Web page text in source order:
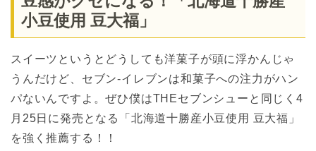
小豆使用 豆大福」
スイーツというとどうしても洋菓子が頭に浮かんじゃ
うんだけど、セブン-イレブンは和菓子への注力がハン
パないんですよ。ぜひ僕はTHEセブンシューと同じく4
月25日に発売となる「北海道十勝産小豆使用 豆大福」
を強く推薦する！！